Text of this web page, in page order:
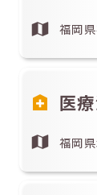
福岡
医
福岡